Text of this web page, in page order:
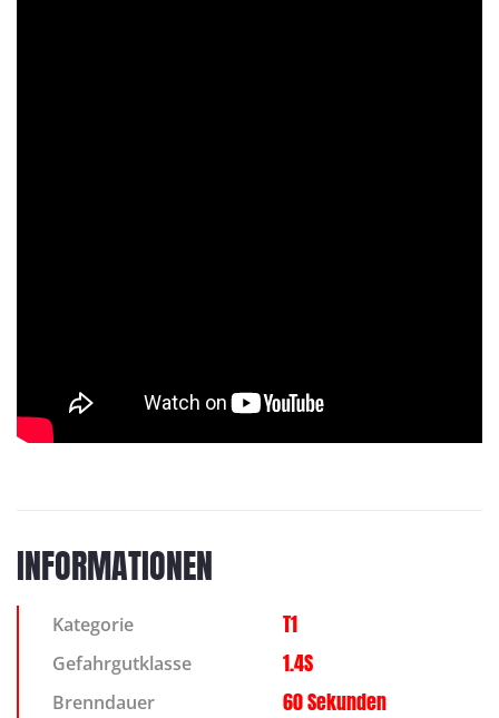
INFORMATIONEN
Kategorie T1
Gefahrgutklasse 1.4S
Brenndauer 60 Sekunden